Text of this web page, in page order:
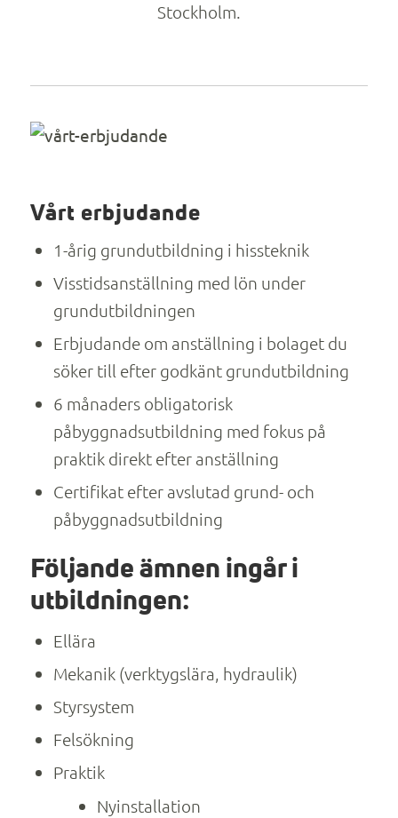
Stockholm.
Vårt erbjudande
1-årig grundutbildning i hissteknik
Visstidsanställning med lön under
grundutbildningen
Erbjudande om anställning i bolaget du
söker till efter godkänt grundutbildning
6 månaders obligatorisk
påbyggnadsutbildning med fokus på
praktik direkt efter anställning
Certifikat efter avslutad grund- och
påbyggnadsutbildning
Följande ämnen ingår i
utbildningen:
Ellära
Mekanik (verktygslära, hydraulik)
Styrsystem
Felsökning
Praktik
Nyinstallation